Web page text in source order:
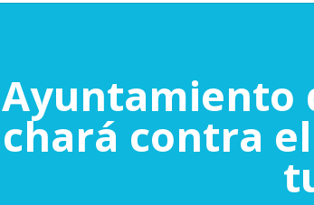
Ayuntamiento
contra